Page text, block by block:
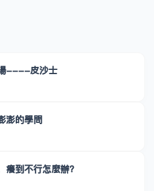
----皮沙士
澎的學問
癢到不行怎麼辦？